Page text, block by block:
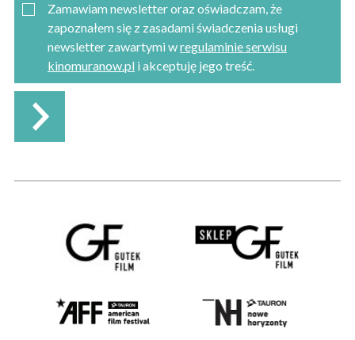
Zamawiam newsletter oraz oświadczam, że
zapoznałem się z zasadami świadczenia usługi
newsletter zawartymi wregulaminie serwisu
kinomuranow.pl i akceptuję jego treść.